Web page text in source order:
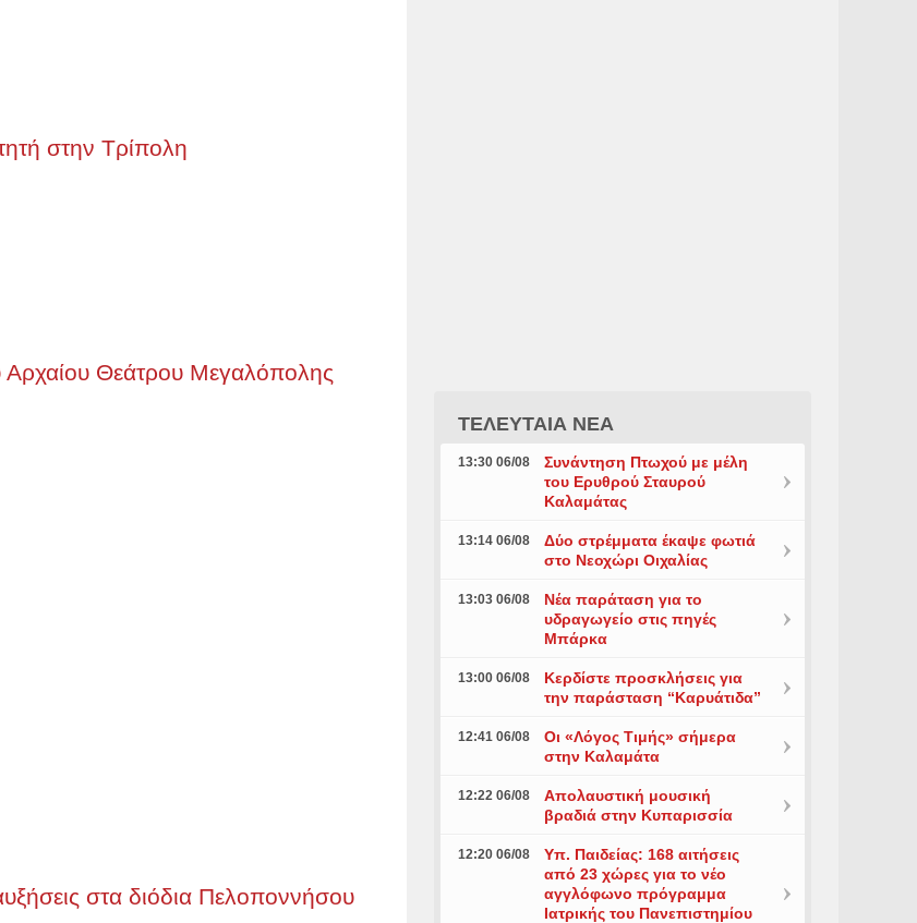
στην Τρίπολη
Αρχαίου Θεάτρου Μεγαλόπολης
στα διόδια Πελοποννήσου
ΤΕΛΕΥΤΑΙΑ ΝΕΑ
13:30 06/08
Συνάντηση Πτωχού με μέλη
του Ερυθρού Σταυρού
Καλαμάτας
13:14 06/08
Δύο στρέμματα έκαψε φωτιά
στο Νεοχώρι Οιχαλίας
13:03 06/08
Νέα παράταση για το
υδραγωγείο στις πηγές
Μπάρκα
13:00 06/08
Κερδίστε προσκλήσεις για
την παράσταση “Καρυάτιδα”
12:41 06/08
Οι «Λόγος Τιμής» σήμερα
στην Καλαμάτα
12:22 06/08
Απολαυστική μουσική
βραδιά στην Κυπαρισσία
12:20 06/08
Υπ. Παιδείας: 168 αιτήσεις
από 23 χώρες για το νέο
αγγλόφωνο πρόγραμμα
Ιατρικής του Πανεπιστημίου